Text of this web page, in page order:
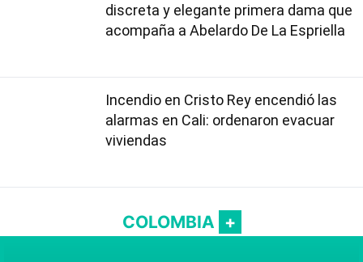
discreta y elegante primera dama que
acompaña a Abelardo De La Espriella
Incendio en Cristo Rey encendió las
alarmas en Cali: ordenaron evacuar
viviendas
COLOMBIA